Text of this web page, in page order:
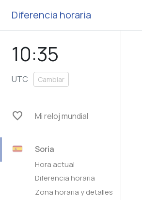
Diferencia horaria
10:35
UTC Cambiar
favorite Mi reloj mundial
Soria
Hora actual
Diferencia horaria
Zona horaria y detalles